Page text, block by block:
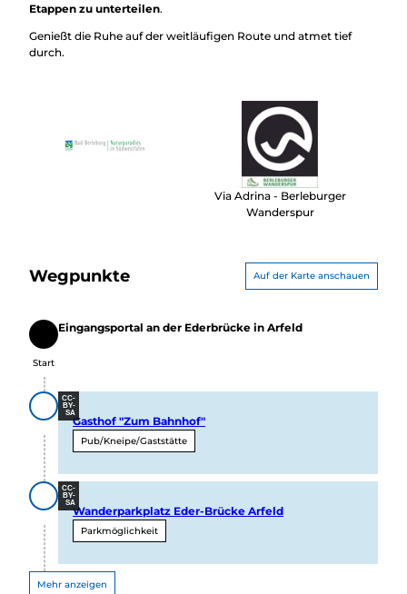
Etappen zu unterteilen.
Genießt die Ruhe auf der weitläufigen Route und atmet tief
durch.
Via Adrina - Berleburger
Wanderspur
Wegpunkte Auf der Karte anschauen
Start
Start
Eingangsportal an der Ederbrücke in Arfeld
CC-
BY-
SA
Gasthof "Zum Bahnhof"
Pub/Kneipe/Gaststätte
CC-
BY-
SA
Wanderparkplatz Eder-Brücke Arfeld
Parkmöglichkeit
Mehr anzeigen